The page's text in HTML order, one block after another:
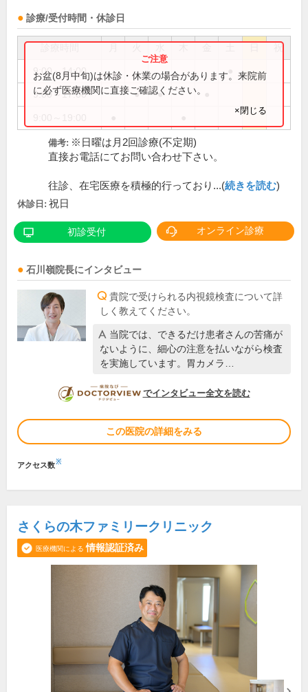
診療/受付時間・休診日
祝
9:00～14:00
9:00～17:00 ● ●
お盆(8月中旬)は休診・休業の場合があります。来院前
に必ず医療機関に直接ご確認ください。
×閉じる
備考: ※日曜は月2回診療(不定期)
直接お電話にてお問い合わせ下さい。
往診、在宅医療を積極的行っており...(続きを読む)
休診日: 祝日
初診受付 オンライン診療
石川嶺院長にインタビュー
貴院で受けられる内視鏡検査について詳
しく教えてください。
当院では、できるだけ患者さんの苦痛が
ないように、細心の注意を払いながら検査
を実施しています。胃カメラ…
DOCTORVIEW
でインタビュー全文を読む
この医院の詳細をみる
アクセス数※
さくらの木ファミリークリニック
医療機関による 情報認証済み